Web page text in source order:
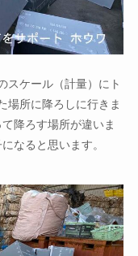
スケール（計量）にト
場所に降ろしに行きま
降ろす場所が違いま
なると思います。